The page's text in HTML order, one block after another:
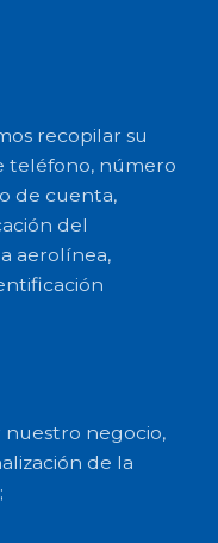
recopilar su
teléfono, número
de cuenta,
del
aerolínea,
nuestro negocio,
de la